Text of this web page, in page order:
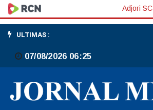
Círculo
promove
workshop
Adjori SC
ULTIMAS :
07/08/2026 06:25